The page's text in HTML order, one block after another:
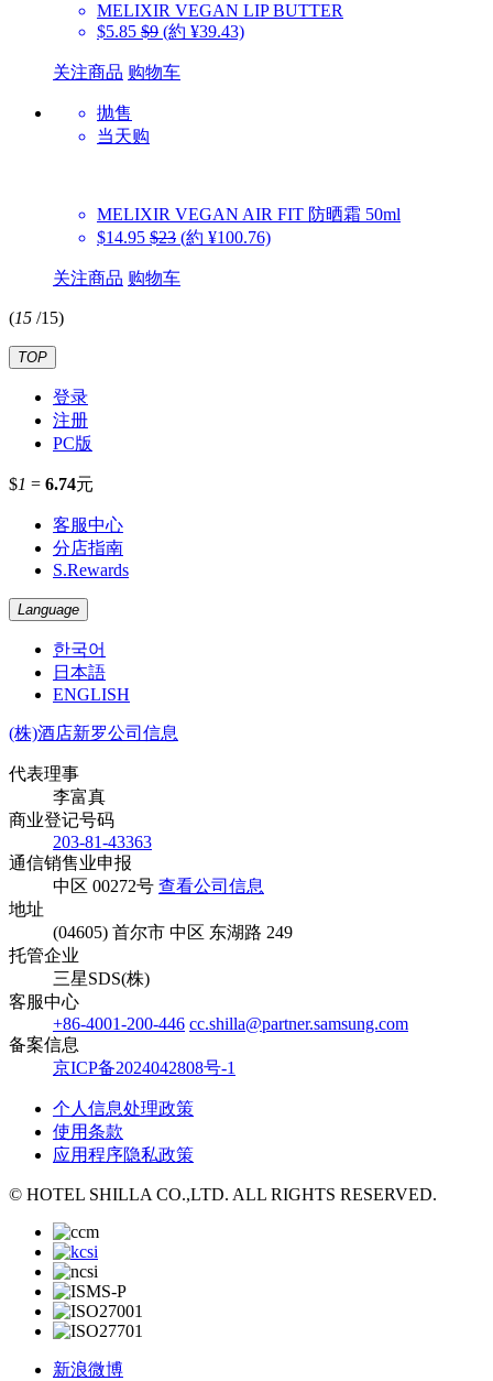
MELIXIR VEGAN LIP BUTTER
$5.85 $9 (約 ¥39.43)
关注商品 购物车
抛售
当天购
MELIXIR VEGAN AIR FIT 防晒霜 50ml
$14.95 $23 (約 ¥100.76)
关注商品 购物车
(15 /15)
TOP
登录
注册
PC版
$1 = 6.74元
客服中心
分店指南
S.Rewards
Language
한국어
日本語
ENGLISH
(株)酒店新罗公司信息
代表理事
李富真
商业登记号码
203-81-43363
通信销售业申报
中区 00272号 查看公司信息
地址
(04605) 首尔市 中区 东湖路 249
托管企业
三星SDS(株)
客服中心
+86-4001-200-446 cc.shilla@partner.samsung.com
备案信息
京ICP备2024042808号-1
个人信息处理政策
使用条款
应用程序隐私政策
© HOTEL SHILLA CO.,LTD. ALL RIGHTS RESERVED.
新浪微博